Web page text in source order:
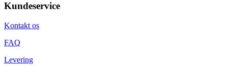
Kundeservice
Kontakt os
FAQ
Levering